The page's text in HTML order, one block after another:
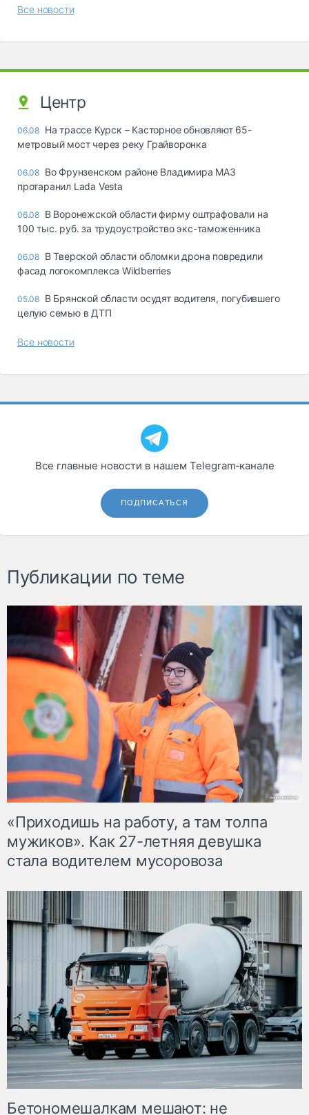
Все новости
Центр
06.08 На трассе Курск – Касторное обновляют 65-
метровый мост через реку Грайворонка
06.08 Во Фрунзенском районе Владимира МАЗ
протаранил Lada Vesta
06.08 В Воронежской области фирму оштрафовали на
100 тыс. руб. за трудоустройство экс-таможенника
06.08 В Тверской области обломки дрона повредили
фасад логокомплекса Wildberries
05.08 В Брянской области осудят водителя, погубившего
целую семью в ДТП
Все новости
Все главные новости в нашем Telegram‑канале
ПОДПИСАТЬСЯ
Публикации по теме
«Приходишь на работу, а там толпа
мужиков». Как 27-летняя девушка
стала водителем мусоровоза
Бетономешалкам мешают: не